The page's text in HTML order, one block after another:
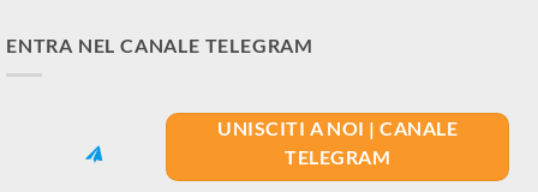
ENTRA NEL CANALE TELEGRAM
UNISCITI A NOI | CANALE
TELEGRAM